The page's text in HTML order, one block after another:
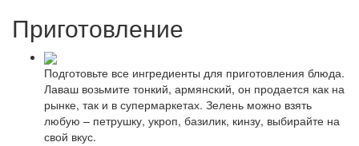
Приготовление
Подготовьте все ингредиенты для приготовления блюда.
Лаваш возьмите тонкий, армянский, он продается как на
рынке, так и в супермаркетах. Зелень можно взять
любую – петрушку, укроп, базилик, кинзу, выбирайте на
свой вкус.